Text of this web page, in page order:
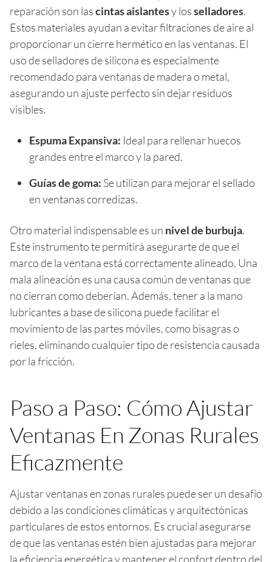
reparación son lascintas aislantesy losselladores.
Estos materiales ayudan a evitar filtraciones de aire al
proporcionar un cierre hermético en las ventanas. El
uso de selladores de silicona es especialmente
recomendado para ventanas de madera o metal,
asegurando un ajuste perfecto sin dejar residuos
visibles.
Espuma Expansiva: Ideal para rellenar huecos
grandes entre el marco y la pared.
Guías de goma: Se utilizan para mejorar el sellado
en ventanas corredizas.
Otro material indispensable es un nivel de burbuja.
Este instrumento te permitirá asegurarte de que el
marco de la ventana está correctamente alineado. Una
mala alineación es una causa común de ventanas que
no cierran como deberían. Además, tener a la mano
lubricantes a base de silicona puede facilitar el
movimiento de las partes móviles, como bisagras o
rieles, eliminando cualquier tipo de resistencia causada
por la fricción.
Paso a Paso: Cómo Ajustar
Ventanas En Zonas Rurales
Eficazmente
Ajustar ventanas en zonas rurales puede ser un desafío
debido a las condiciones climáticas y arquitectónicas
particulares de estos entornos. Es crucial asegurarse
de que las ventanas estén bien ajustadas para mejorar
la eficiencia energética y mantener el confort dentro del